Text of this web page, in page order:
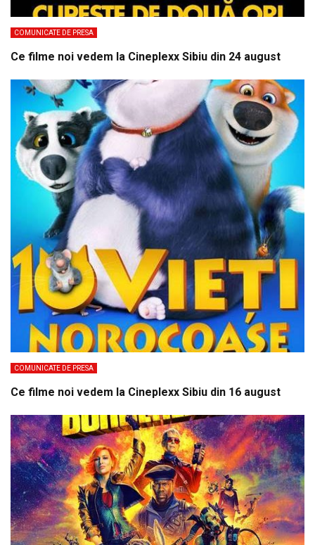
COMUNICATE DE PRESA
Ce filme noi vedem la Cineplexx Sibiu din 24 august
COMUNICATE DE PRESA
Ce filme noi vedem la Cineplexx Sibiu din 16 august